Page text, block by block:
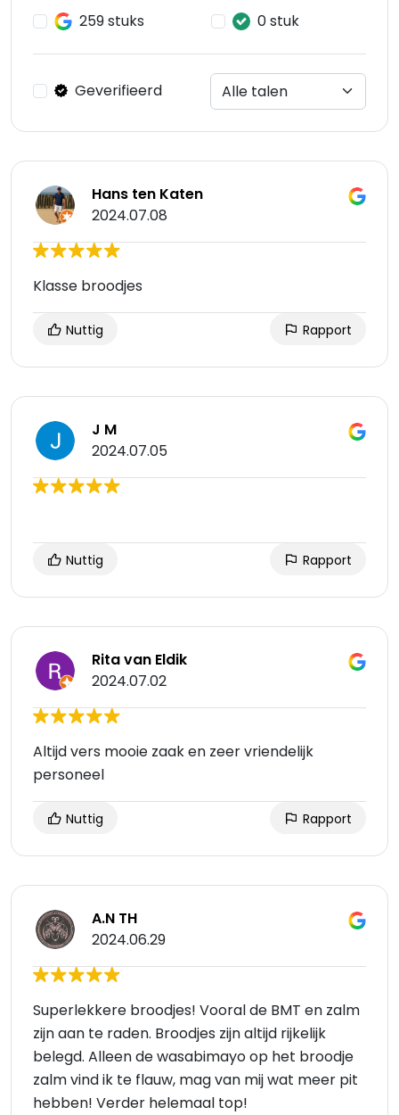
259 stuks
0 stuk
Geverifieerd
Hans ten Katen
2024.07.08
Klasse broodjes
Nuttig Rapport
J M
2024.07.05
Nuttig Rapport
Rita van Eldik
2024.07.02
Altijd vers mooie zaak en zeer vriendelijk
personeel
Nuttig Rapport
A.N TH
2024.06.29
Superlekkere broodjes! Vooral de BMT en zalm
zijn aan te raden. Broodjes zijn altijd rijkelijk
belegd. Alleen de wasabimayo op het broodje
zalm vind ik te flauw, mag van mij wat meer pit
hebben! Verder helemaal top!